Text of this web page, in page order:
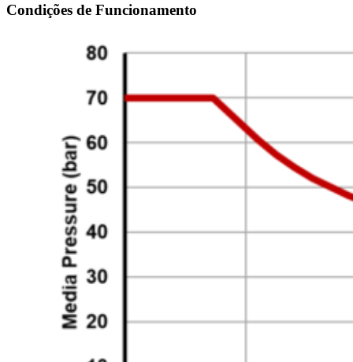
Condições de Funcionamento